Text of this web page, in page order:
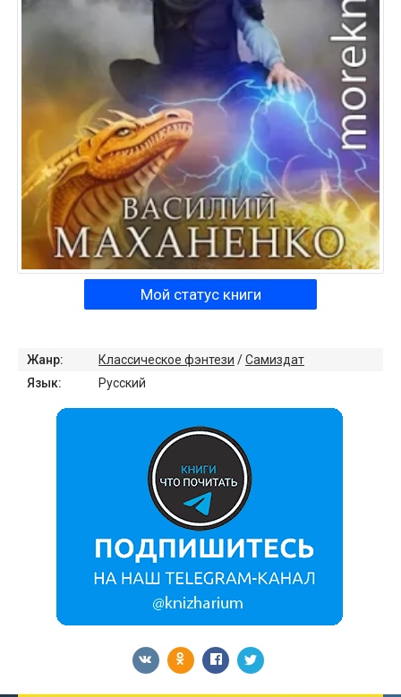
Мой статус книги
Жанр: Классическое фэнтези /Самиздат
Язык:
Русский